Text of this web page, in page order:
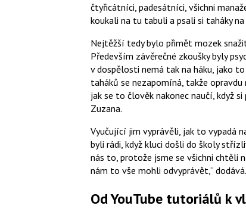
čtyřicátníci, padesátníci, všichni
koukali na tu tabuli a psali si taháky
Nejtěžší tedy bylo přimět mozek
Především závěrečné zkoušky byly
v dospělosti nemá tak na háku, jako
taháků se nezapomíná, takže
jak se to člověk nakonec naučí, když
Zuzana.
Vyučující jim vyprávěli, jak to vypadá
byli rádi, když kluci došli do školy
nás to, protože jsme se všichni chtěli
nám to vše mohli odvyprávět, dodává.
Od YouTube tutoriálů k